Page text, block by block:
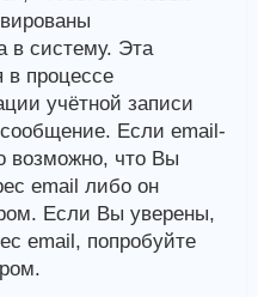
в систему. Эта
в процессе
учётной записи
Если email-
возможно, что Вы
email либо он
Если Вы уверены,
email, попробуйте